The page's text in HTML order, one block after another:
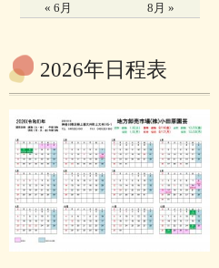
« 6月 8月 »
2026年日程表